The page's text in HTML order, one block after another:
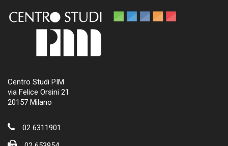
Centro Studi PIM
via Felice Orsini 21
20157 Milano
02 6311901